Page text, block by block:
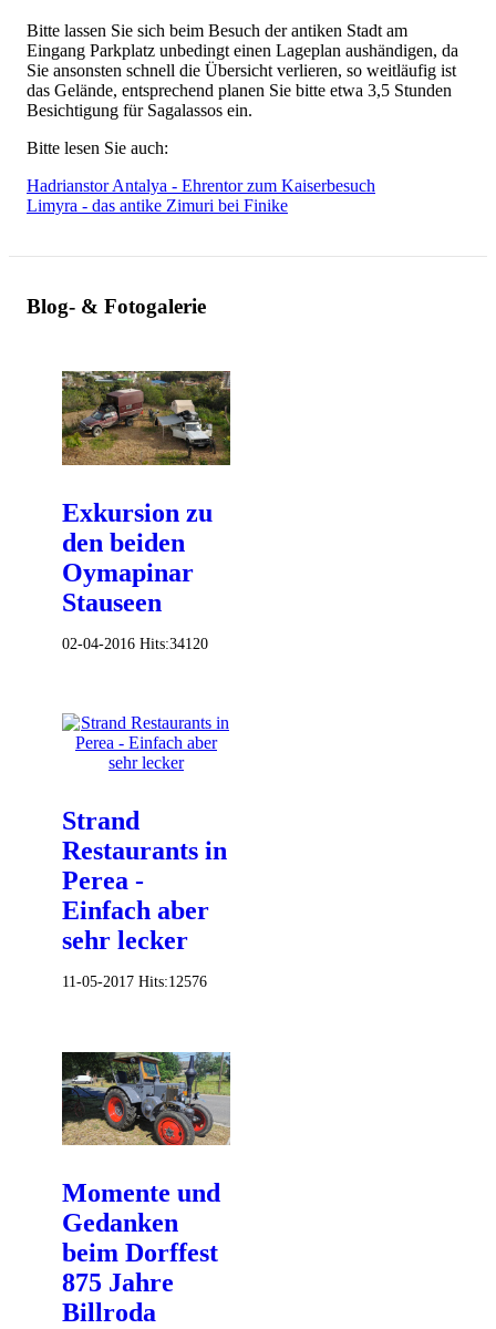
Bitte lassen Sie sich beim Besuch der antiken Stadt am
Eingang Parkplatz unbedingt einen Lageplan aushändigen, da
Sie ansonsten schnell die Übersicht verlieren, so weitläufig ist
das Gelände, entsprechend planen Sie bitte etwa 3,5 Stunden
Besichtigung für Sagalassos ein.
Bitte lesen Sie auch:
Hadrianstor Antalya - Ehrentor zum Kaiserbesuch
Limyra - das antike Zimuri bei Finike
Blog- & Fotogalerie
Exkursion zu
den beiden
Oymapinar
Stauseen
02-04-2016 Hits:34120
Strand
Restaurants in
Perea -
Einfach aber
sehr lecker
11-05-2017 Hits:12576
Momente und
Gedanken
beim Dorffest
875 Jahre
Billroda